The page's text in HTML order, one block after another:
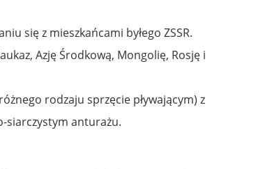
się z mieszkańcami byłego ZSSR.
Azję Środkową, Mongolię, Rosję i
rodzaju sprzęcie pływającym) z
siarczystym anturażu.